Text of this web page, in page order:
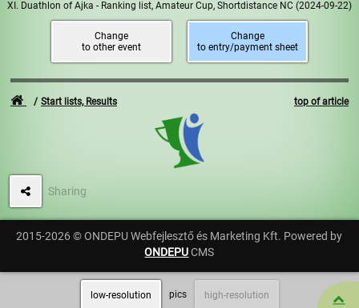
XI. Duathlon of Ajka - Ranking list, Amateur Cup, Shortdistance NC (2024-09-22)
Change
to other event
Change
to entry/payment sheet
top of article
Start lists, Results
Sharing
2015-2026 © ONDEPU Webfejlesztő és Marketing Kft. Powered by
ONDEPUCMS
low-resolution pics high-resolution